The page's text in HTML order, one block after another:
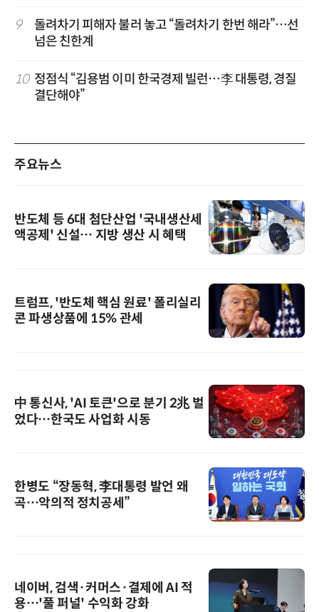
9
돌려차기 피해자 불러 놓고 “돌려차기 한번 해라”…선
넘은 친한계
10 정점식 “김용범 이미 한국경제 빌런…李 대통령, 경질
결단해야”
주요뉴스
반도체 등 6대 첨단산업 '국내생산세
액공제' 신설… 지방 생산 시 혜택
트럼프, '반도체 핵심 원료' 폴리실리
콘 파생상품에 15% 관세
中 통신사, 'AI 토큰'으로 분기 2兆 벌
었다…한국도 사업화 시동
한병도 “장동혁, 李대통령 발언 왜
곡…악의적 정치공세”
네이버, 검색·커머스·결제에 AI 적
용…'풀 퍼널' 수익화 강화